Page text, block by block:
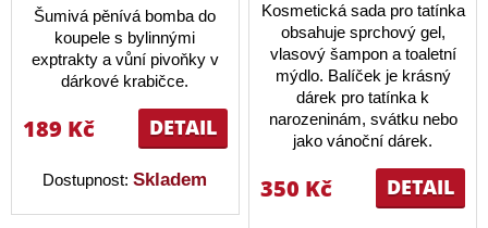
Šumivá pěnívá bomba do
koupele s bylinnými
exptrakty a vůní pivoňky v
dárkové krabičce.
DETAIL
189 Kč
Dostupnost:Skladem
Kosmetická sada pro tatínka
obsahuje sprchový gel,
vlasový šampon a toaletní
mýdlo. Balíček je krásný
dárek pro tatínka k
narozeninám, svátku nebo
jako vánoční dárek.
DETAIL
350 Kč